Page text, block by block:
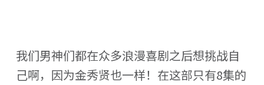
我们男神们都在众多浪漫喜剧之后想挑战自
己啊，因为金秀贤也一样！在这部只有8集的